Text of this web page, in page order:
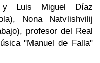
y Luis Miguel Díaz
Nona Natvlishvilij
profesor del Real
"Manuel de Falla"